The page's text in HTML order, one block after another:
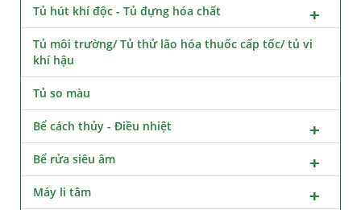
Tủ hút khí độc - Tủ đựng hóa chất
Tủ môi trường/ Tủ thử lão hóa thuốc cấp tốc/ tủ vi
khí hậu
Tủ so màu
Bể cách thủy - Điều nhiệt
Bể rửa siêu âm
Máy li tâm